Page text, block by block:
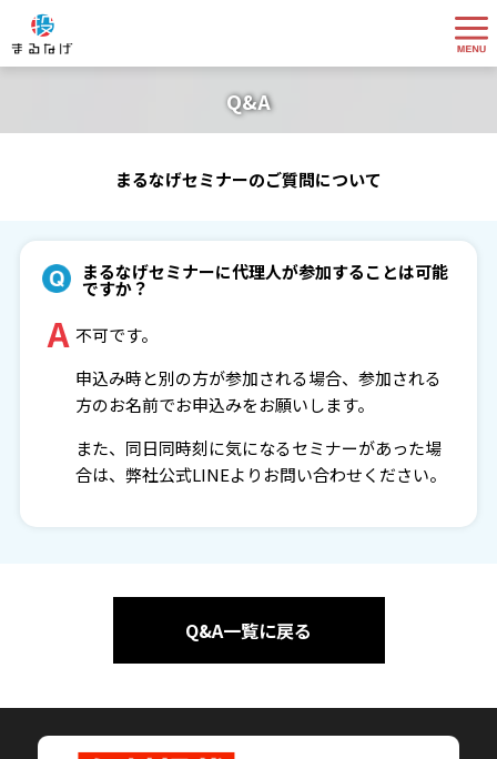
Q&A
まるなげセミナーのご質問について
まるなげセミナーに代理人が参加することは可能
ですか？
A 不可です。
申込み時と別の方が参加される場合、参加される
方のお名前でお申込みをお願いします。
また、同日同時刻に気になるセミナーがあった場
合は、弊社公式LINEよりお問い合わせください。
Q&A一覧に戻る